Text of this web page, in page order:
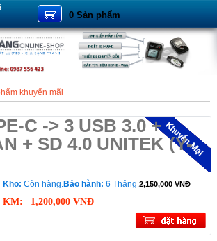
0 Sản phẩm
khuyến mãi
C -> 3 USB 3.0 +
+ SD 4.0 UNITEK (Y-
Kho: Còn hàng.Bảo hành: 6 Tháng.2,150,000 VNĐ
KM: 1,200,000 VNĐ